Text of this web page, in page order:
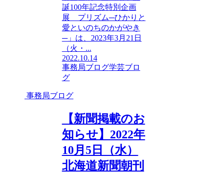
誕100年記念特別企画
展 プリズム─ひかりと
愛といのちのかがやき
─」は、2023年3月21日
（火・...
2022.10.14
事務局ブログ学芸ブロ
グ
事務局ブログ
【新聞掲載のお
知らせ】2022年
10月5日（水）
北海道新聞朝刊